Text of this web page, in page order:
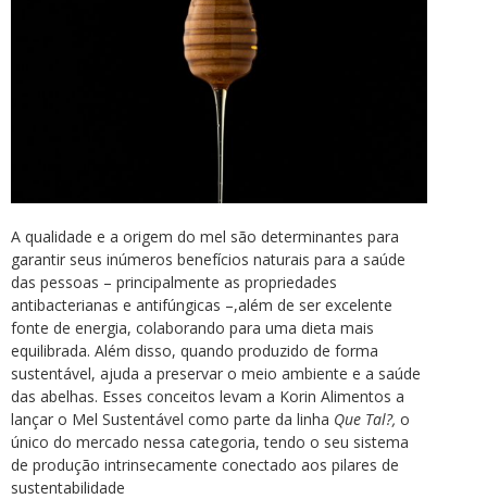
A qualidade e a origem do mel são determinantes para
garantir seus inúmeros benefícios naturais para a saúde
das pessoas – principalmente as propriedades
antibacterianas e antifúngicas –,além de ser excelente
fonte de energia, colaborando para uma dieta mais
equilibrada. Além disso, quando produzido de forma
sustentável, ajuda a preservar o meio ambiente e a saúde
das abelhas. Esses conceitos levam a Korin Alimentos a
lançar o Mel Sustentável como parte da linha Que Tal?, o
único do mercado nessa categoria, tendo o seu sistema
de produção intrinsecamente conectado aos pilares de
sustentabilidade